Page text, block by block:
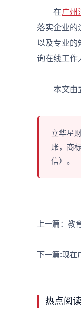
在广州
落实企业的
以及专业的
询在线工作
本文由立
立华星
账，商
信）。
下一篇:现在
上一篇：教
热点阅读